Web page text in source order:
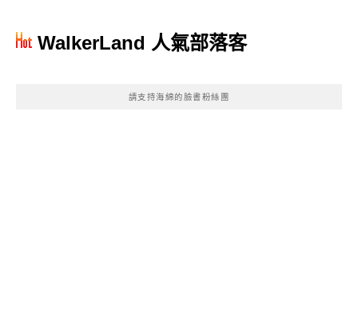
WalkerLand 人氣部落客
請支持海綿的臉書粉絲團